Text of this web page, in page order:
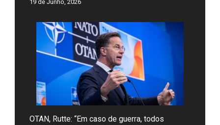
19 de Junho, 2026
OTAN, Rutte: “Em caso de guerra, todos